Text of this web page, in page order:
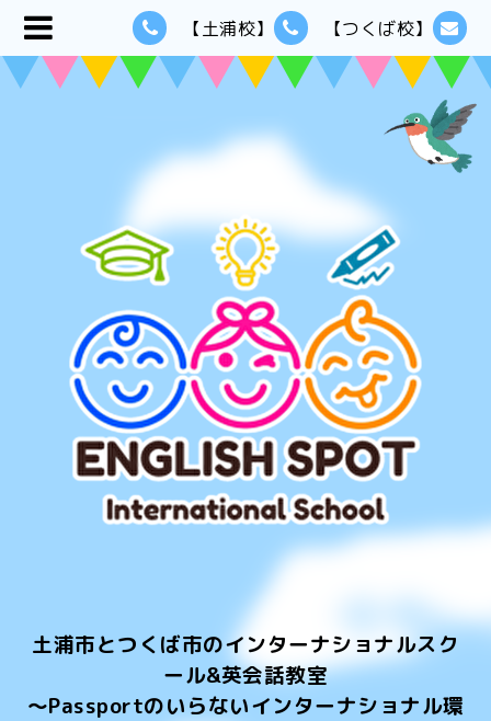
【つくば校】
【土浦校】
土浦市とつくば市のインターナショナルスク
ール&英会話教室
～Passportのいらないインターナショナル環